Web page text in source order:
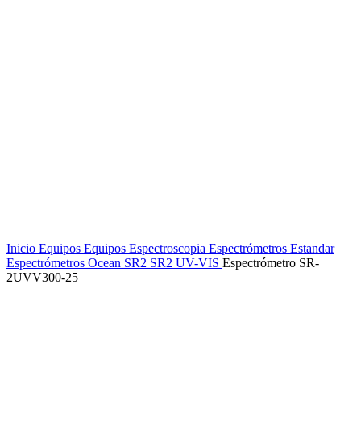
Inicio Equipos Equipos Espectroscopia Espectrómetros Estandar
Espectrómetros Ocean SR2 SR2 UV-VIS Espectrómetro SR-
2UVV300-25